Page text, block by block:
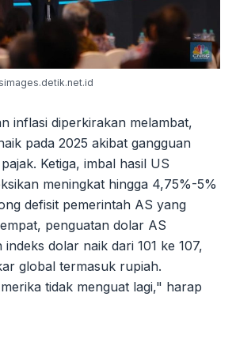
inflasi diperkirakan melambat,
pada 2025 akibat gangguan
Ketiga, imbal hasil US
meningkat hingga 4,75%-5%
defisit pemerintah AS yang
penguatan dolar AS
dolar naik dari 101 ke 107,
global termasuk rupiah.
tidak menguat lagi," harap